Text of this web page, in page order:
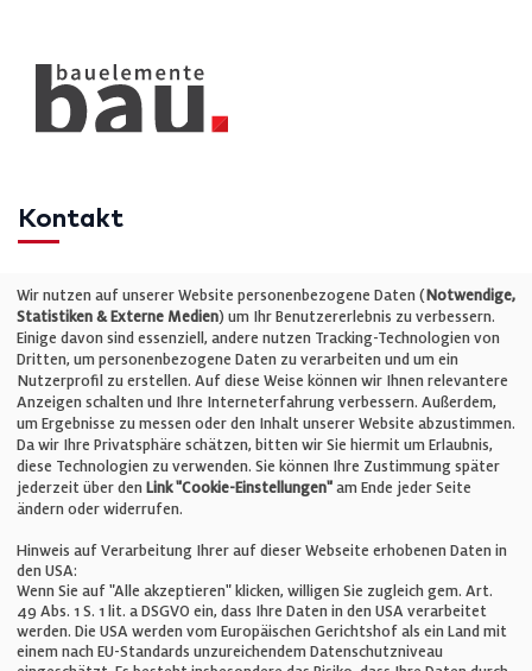
Kontakt
Telefon: +49 (0)711 2585563-0
E-Mail:info@bauelemente-bau.eu
Unternehmen
Impressum
Cookie-Einstellungen
AGB
Wir nutzen auf unserer Website personenbezogene Daten (Notwendige,
Statistiken & Externe Medien) um Ihr Benutzererlebnis zu verbessern.
Einige davon sind essenziell, andere nutzen Tracking-Technologien von
Dritten, um personenbezogene Daten zu verarbeiten und um ein
Nutzerprofil zu erstellen. Auf diese Weise können wir Ihnen relevantere
Anzeigen schalten und Ihre Interneterfahrung verbessern. Außerdem,
um Ergebnisse zu messen oder den Inhalt unserer Website abzustimmen.
Da wir Ihre Privatsphäre schätzen, bitten wir Sie hiermit um Erlaubnis,
diese Technologien zu verwenden. Sie können Ihre Zustimmung später
jederzeit über den Link "Cookie-Einstellungen" am Ende jeder Seite
ändern oder widerrufen.
Hinweis auf Verarbeitung Ihrer auf dieser Webseite erhobenen Daten in
den USA:
Wenn Sie auf "Alle akzeptieren" klicken, willigen Sie zugleich gem. Art.
49 Abs. 1 S. 1 lit. a DSGVO ein, dass Ihre Daten in den USA verarbeitet
werden. Die USA werden vom Europäischen Gerichtshof als ein Land mit
einem nach EU-Standards unzureichendem Datenschutzniveau